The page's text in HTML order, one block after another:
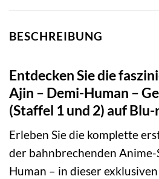
BESCHREIBUNG
Entdecken Sie die
Ajin – Demi-Human –
(Staffel 1 und 2) auf
Erleben Sie die komplette
der bahnbrechenden
Human – in dieser